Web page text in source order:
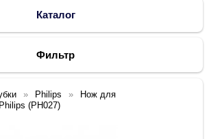
Каталог
Фильтр
Philips
Нож для
(PH027)